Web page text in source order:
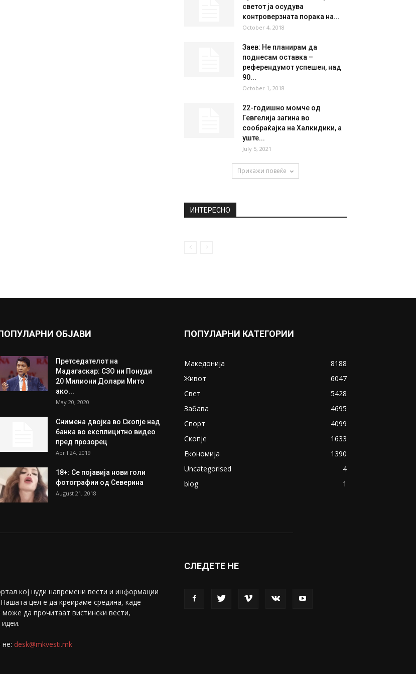
светот ја осудува
контроверзната порака на...
October 4, 2018
Заев: Не планирам да
поднесам оставка –
референдумот успешен, над
90...
October 1, 2018
22-годишно момче од
Гевгелија загина во
сообраќајка на Халкидики, а
уште...
July 5, 2021
Прикажи повеќе
ИНТЕРЕСНО
ОБЈАВИ
Претседателот на
Мадагаскар: СЗО ни Понуди
20 Милиони Долари Мито
ако...
May 20, 2020
Снимена двојка во Скопје над
банка во експлицитно видео
пред прозорец
April 24, 2019
18+: Се појавија нови голи
фотографии од Северина
August 21, 2018
ПОПУЛАРНИ КАТЕГОРИИ
Македонија
8188
Живот
6047
Свет
5428
Забава
4695
Спорт
4099
Скопје
1633
Економија
1390
Uncategorised
4
blog
1
коj нуди навремени вести и информации
цел е да креираме средина, каде
може да прочитаат вистински вести,
не: desk@mkvesti.mk
СЛЕДЕТЕ НЕ